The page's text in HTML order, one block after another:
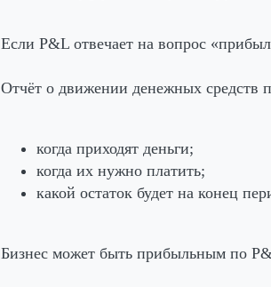
Если P&L отвечает на вопрос
Отчёт о движении денежных средств
когда приходят деньги;
когда их нужно платить;
какой остаток будет на конец
Бизнес может быть прибыльным по